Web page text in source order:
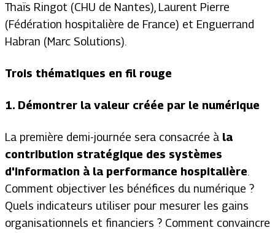
Thaïs Ringot (CHU de Nantes), Laurent Pierre
(Fédération hospitalière de France) et Enguerrand
Habran (Marc Solutions).
Trois thématiques en fil rouge
1. Démontrer la valeur créée par le numérique
La première demi-journée sera consacrée à la
contribution stratégique des systèmes
d'information à la performance hospitalière.
Comment objectiver les bénéfices du numérique ?
Quels indicateurs utiliser pour mesurer les gains
organisationnels et financiers ? Comment convaincre